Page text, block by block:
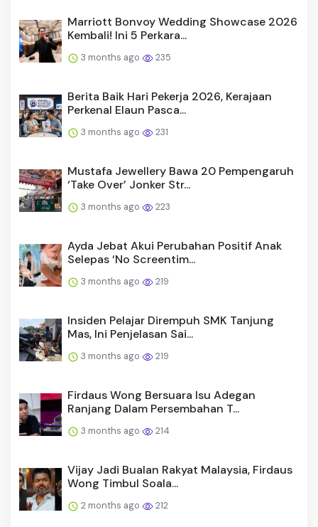
Marriott Bonvoy Wedding Showcase 2026
Kembali! Ini 5 Perkara...
3 months ago 235
Berita Baik Hari Pekerja 2026, Kerajaan
Perkenal Elaun Pasca...
3 months ago 231
Mustafa Jewellery Bawa 20 Pempengaruh
‘Take Over’ Jonker Str...
3 months ago 223
Ayda Jebat Akui Perubahan Positif Anak
Selepas ‘No Screentim...
3 months ago 219
Insiden Pelajar Dirempuh SMK Tanjung
Mas, Ini Penjelasan Sai...
3 months ago 219
Firdaus Wong Bersuara Isu Adegan
Ranjang Dalam Persembahan T...
3 months ago 214
Vijay Jadi Bualan Rakyat Malaysia, Firdaus
Wong Timbul Soala...
2 months ago 212